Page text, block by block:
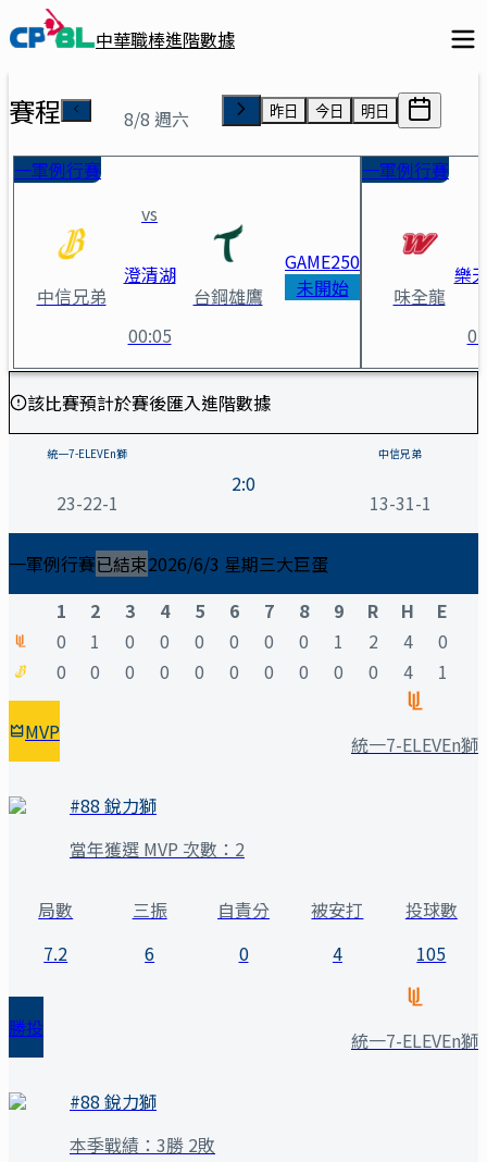
中華職棒進階數據
賽程 8/8 週六 昨日 今日 明日
一軍例行賽
中信兄弟
vs
澄清湖
00:05
台鋼雄鷹
GAME250
未開始
一軍例行賽
味全龍
樂
統一7-ELEVEn獅 vs 中信兄弟
該比賽預計於賽後匯入進階數據
統一7-ELEVEn獅
23-22-1
2:0
中信兄弟
13-31-1
一軍例行賽已結束2026/6/3 星期三大巨蛋
1
2 3 4 5 6 7 8 9 R H
E
0
1 0 0 0 0 0 0 1 2 4
0
0
0 0 0 0 0 0 0 0 0 4 1
MVP 統一7-ELEVEn獅
#88 銳力獅
當年獲選 MVP 次數： 2
局數
7.2
三振
6
自責分
0
被安打
4
投球數
105
勝投 統一7-ELEVEn獅
#88 銳力獅
本季戰績： 3勝 2敗